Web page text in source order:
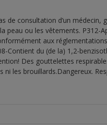
de consultation d’un médecin,
peau ou les vêtements. P312-
aux
Contient du (de la) 1,2-
Des gouttelettes
les brouillards.Dangereux.